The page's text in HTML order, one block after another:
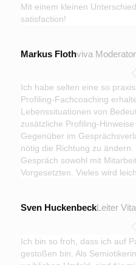
Mit einem kleinen
satisfaction!
Markus Flothviva Moderator
Ich habe selten eine so
Profiling-Fachcoaching
Lebenssituationen von
zusätzliche Profiling-
Gegenüber im
nötig die Richtung zu
Gespräch sowohl mit
Vorgesetzten. Vieles wird
Sven HuckenbeckLeiter
Ich bin so froh, dass ich auf
gestoßen bin. Als